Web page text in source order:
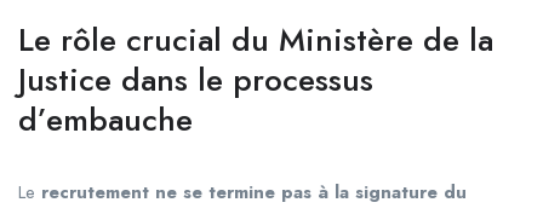
Le rôle crucial du Ministère de la
Justice dans le processus
d’embauche
Le recrutement ne se termine pas à la signature du